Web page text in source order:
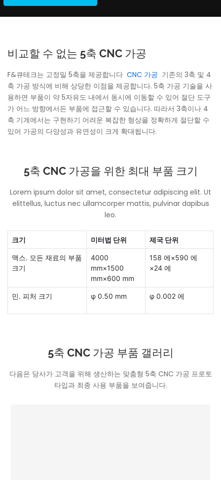
비교할 수 없는 5축 CNC 가공
F&큐테크는 고정밀 5축을 제공합니다 CNC 가공 기존의 3축 및 4
축 가공 방식에 비해 상당한 이점을 제공합니다. 5축 가공 기술을 사
용하면 부품이 약 5자유도 내에서 동시에 이동할 수 있어 절단 도구
가 어느 방향에서든 부품에 접근할 수 있습니다. 따라서 3축이나 4
축 기계에서는 구현하기 어려운 복잡한 형상을 정확하게 절단할 수
있어 가공의 다양성과 유연성이 크게 확대됩니다.
5축 CNC 가공을 위한 최대 부품 크기
Lorem ipsum dolor sit amet, consectetur adipiscing elit. Ut
elittellus, luctus nec ullamcorper mattis, pulvinar dapibus
leo.
크기 미터법 단위 제국 단위
맥스. 모든 재료의 부품
크기
4000
mm×1500
mm×600 mm
158 에×590 에
×24 에
민. 피처 크기 φ 0.50 mm φ 0.002 에
5축 CNC 가공 부품 갤러리
다음은 당사가 고객을 위해 생산하는 맞춤형 5축 CNC 가공 프로토
타입과 최종 사용 부품을 보여줍니다.